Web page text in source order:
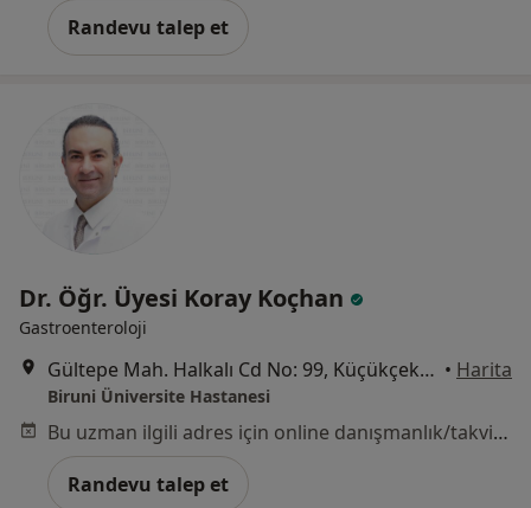
Randevu talep et
Dr. Öğr. Üyesi Koray Koçhan
Gastroenteroloji
Gültepe Mah. Halkalı Cd No: 99, Küçükçekmece • Harita
Biruni Üniversite Hastanesi
Bu uzman ilgili adres için online danışmanlık/takvim sunmuyor.
Randevu talep et